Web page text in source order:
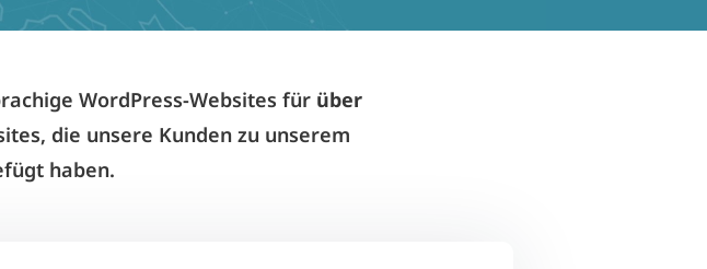
WordPress-Websites für über
die unsere Kunden zu unserem
haben.